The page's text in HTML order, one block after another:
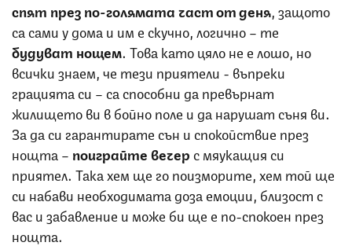
спят през по-голямата част от деня , защото
са сами у дома и им е скучно, логично – те
будуват нощем. Това като цяло не е лошо, но
всички знаем, че тези приятели - въпреки
грацията си – са способни да превърнат
жилището ви в бойно поле и да нарушат съня ви.
За да си гарантирате сън и спокойствие през
нощта – поиграйте вечерс мяукащия си
приятел. Така хем ще го поизморите, хем той ще
си набави необходимата доза емоции, близост с
вас и забавление и може би ще е по-спокоен през
нощта.